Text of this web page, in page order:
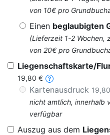
von 10€ pro
Einen beglaubigten
(Lieferzeit 1-2 Wochen,
von 20€ pro
Liegenschaftskarte/
19,80 €
Kartenausdruck
nicht amtlich, innerhalb
verfügbar
Auszug aus dem